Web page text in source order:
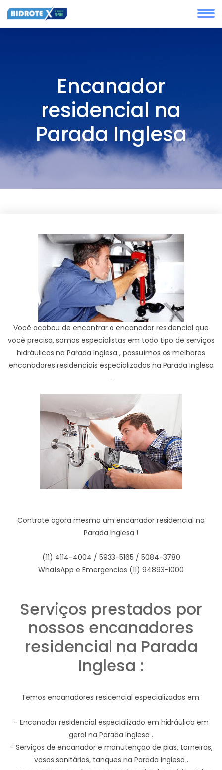
Encanador
residencial na
Parada Inglesa
Você acabou de encontrar o encanador residencial que
você precisa, somos especialistas em todo tipo de serviços
hidráulicos na Parada Inglesa , possuímos os melhores
encanadores residenciais especializados na Parada Inglesa
.
Contrate agora mesmo um encanador residencial na
Parada Inglesa !
(11) 4114-4004 / 5933-5165 / 5084-3780
WhatsApp e Emergencias (11) 94893-1000
Serviços prestados por
nossos encanadores
residencial na Parada
Inglesa :
Temos encanadores residencial especializados em:
- Encanador residencial especializado em hidráulica em
geral na Parada Inglesa .
- Serviços de encanador e manutenção de pias, torneiras,
vasos sanitários, tanques na Parada Inglesa .